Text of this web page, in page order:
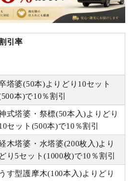
引率
塔婆(50本)よりどり10セット
本)で10％割引
式塔婆・祭標(50本入)よりどり
セット(500本)で10％割引
木塔婆・水塔婆(200枚入)より
どり5セット(1000枚)で10％割引
うす型護摩木(100本入)よりどり